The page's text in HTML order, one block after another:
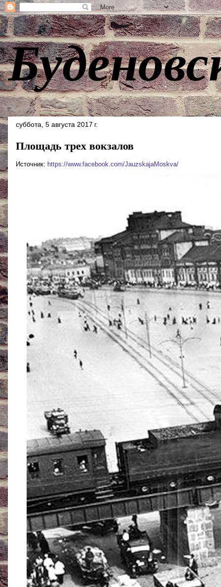
суббота, 5 августа 2017 г.
Площадь трех вокзалов
Источник: https://www.facebook.com/JauzskajaMoskva/